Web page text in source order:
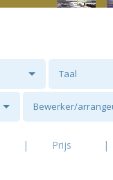
Taal
Bewerker/
| Prijs |